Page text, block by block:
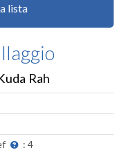
lista
Rah
: 4